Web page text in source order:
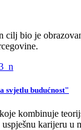
bio je
svjetlu budućnost"
kombinuje
karijeru u